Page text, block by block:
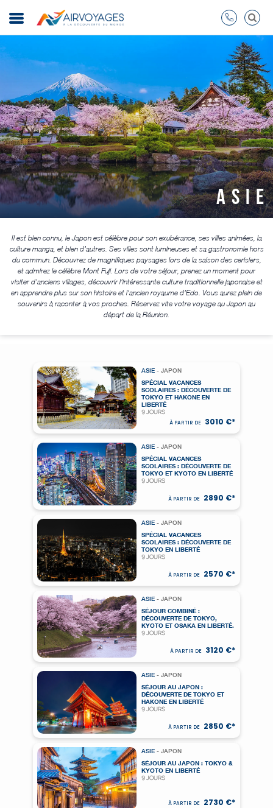
ASIE
Il est bien connu, le Japon est célèbre pour son exubérance, ses villes animées, la
culture manga, et bien d’autres. Ses villes sont lumineuses et sa gastronomie hors
du commun. Découvrez de magnifiques paysages lors de la saison des cerisiers,
et admirez le célèbre Mont Fuji. Lors de votre séjour, prenez un moment pour
visiter d'anciens villages, découvrir l’intéressante culture traditionnelle japonaise et
en apprendre plus sur son histoire et l’ancien royaume d’Edo. Vous aurez plein de
souvenirs à raconter à vos proches. Réservez vite votre voyage au Japon au
départ de la Réunion.
ASIE - JAPON
SPÉCIAL VACANCES
SCOLAIRES : DÉCOUVERTE DE
TOKYO ET HAKONE EN
LIBERTÉ
9 JOURS
À PARTIR DE 3010 €*
ASIE - JAPON
SPÉCIAL VACANCES
SCOLAIRES : DÉCOUVERTE DE
TOKYO ET KYOTO EN LIBERTÉ
9 JOURS
À PARTIR DE 2890 €*
ASIE - JAPON
SPÉCIAL VACANCES
SCOLAIRES : DÉCOUVERTE DE
TOKYO EN LIBERTÉ
9 JOURS
À PARTIR DE 2570 €*
ASIE - JAPON
SÉJOUR COMBINÉ :
DÉCOUVERTE DE TOKYO,
KYOTO ET OSAKA EN LIBERTÉ.
9 JOURS
À PARTIR DE 3120 €*
ASIE - JAPON
SÉJOUR AU JAPON :
DÉCOUVERTE DE TOKYO ET
HAKONE EN LIBERTÉ
9 JOURS
À PARTIR DE 2850 €*
ASIE - JAPON
SÉJOUR AU JAPON : TOKYO &
KYOTO EN LIBERTÉ
9 JOURS
À PARTIR DE 2730 €*